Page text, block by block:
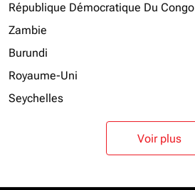
République Démocratique Du Congo
Zambie
Burundi
Royaume-Uni
Seychelles
Voir plus